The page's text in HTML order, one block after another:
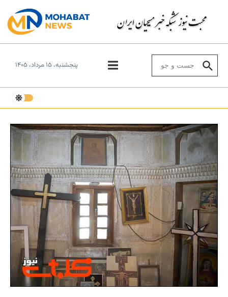
پنجشنبه، ۱۵ مرداد، ۱۴۰۵